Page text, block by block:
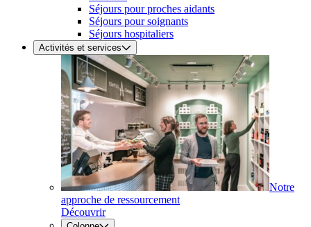
Séjours pour proches aidants
Séjours pour soignants
Séjours hospitaliers
Activités et services
Notre
approche de ressourcement
Découvrir